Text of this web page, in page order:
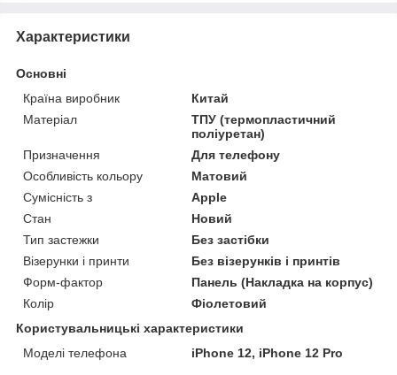
Характеристики
Основні
Країна виробник
Китай
Матеріал
ТПУ (термопластичний
поліуретан)
Призначення
Для телефону
Особливість кольору
Матовий
Сумісність з
Apple
Стан
Новий
Тип застежки
Без застібки
Візерунки і принти
Без візерунків і принтів
Форм-фактор
Панель (Накладка на корпус)
Колір
Фіолетовий
Користувальницькі характеристики
Моделі телефона
iPhone 12, iPhone 12 Pro